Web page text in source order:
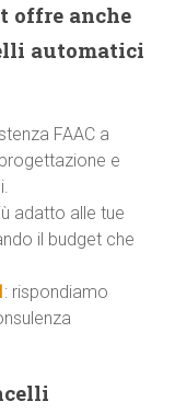
offre anche
automatici
FAAC a
e
adatto alle tue
il budget che
: rispondiamo